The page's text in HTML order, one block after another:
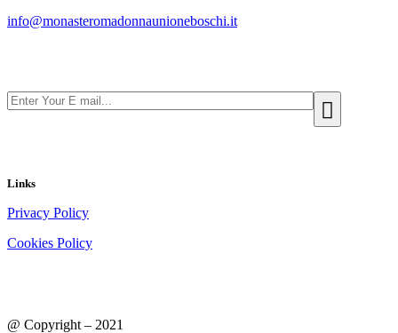
info@monasteromadonnaunioneboschi.it
Links
Privacy Policy
Cookies Policy
@ Copyright – 2021